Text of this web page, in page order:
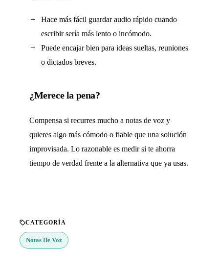
Hace más fácil guardar audio rápido cuando
escribir sería más lento o incómodo.
Puede encajar bien para ideas sueltas, reuniones
o dictados breves.
¿Merece la pena?
Compensa si recurres mucho a notas de voz y
quieres algo más cómodo o fiable que una solución
improvisada. Lo razonable es medir si te ahorra
tiempo de verdad frente a la alternativa que ya usas.
CATEGORÍA
Notas De Voz